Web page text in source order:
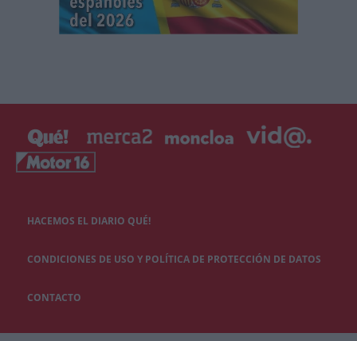
HACEMOS EL DIARIO QUÉ!
CONDICIONES DE USO Y POLÍTICA DE PROTECCIÓN DE DATOS
CONTACTO